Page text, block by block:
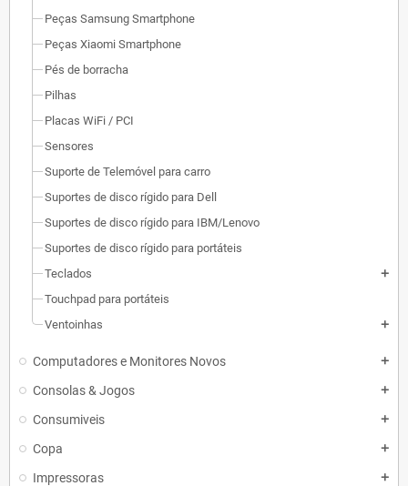
Peças Samsung Smartphone
Peças Xiaomi Smartphone
Pés de borracha
Pilhas
Placas WiFi / PCI
Sensores
Suporte de Telemóvel para carro
Suportes de disco rígido para Dell
Suportes de disco rígido para IBM/Lenovo
Suportes de disco rígido para portáteis
Teclados
add
Touchpad para portáteis
Ventoinhas
add
Computadores e Monitores Novos add
Consolas & Jogos add
Consumiveis add
Copa add
Impressoras add